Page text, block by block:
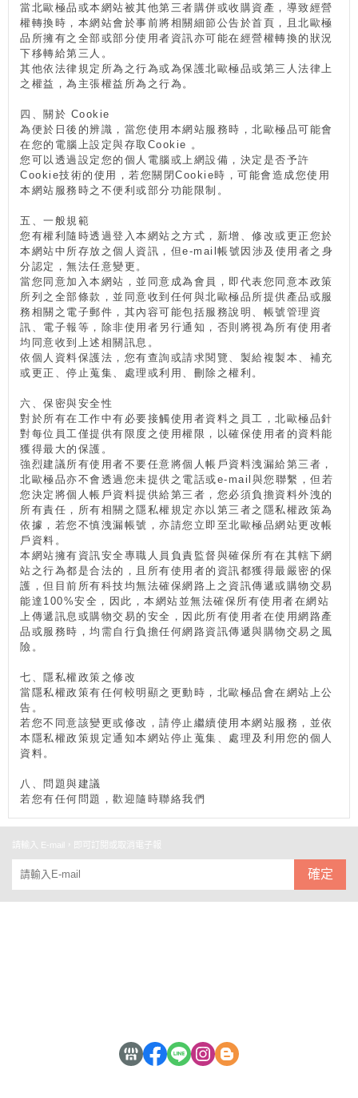
當北歐極品或本網站被其他第三者購併或收購資產，導致經營
權轉換時，本網站會於事前將相關細節公告於首頁，且北歐極
品所擁有之全部或部分使用者資訊亦可能在經營權轉換的狀況
下移轉給第三人。
其他依法律規定所為之行為或為保護北歐極品或第三人法律上
之權益，為主張權益所為之行為。
四、關於 Cookie
為便於日後的辨識，當您使用本網站服務時，北歐極品可能會
在您的電腦上設定與存取Cookie 。
您可以透過設定您的個人電腦或上網設備，決定是否予許
Cookie技術的使用，若您關閉Cookie時，可能會造成您使用
本網站服務時之不便利或部分功能限制。
五、一般規範
您有權利隨時透過登入本網站之方式，新增、修改或更正您於
本網站中所存放之個人資訊，但e-mail帳號因涉及使用者之身
分認定，無法任意變更。
當您同意加入本網站，並同意成為會員，即代表您同意本政策
所列之全部條款，並同意收到任何與北歐極品所提供產品或服
務相關之電子郵件，其內容可能包括服務說明、帳號管理資
訊、電子報等，除非使用者另行通知，否則將視為所有使用者
均同意收到上述相關訊息。
依個人資料保護法，您有查詢或請求閱覽、製給複製本、補充
或更正、停止蒐集、處理或利用、刪除之權利。
六、保密與安全性
對於所有在工作中有必要接觸使用者資料之員工，北歐極品針
對每位員工僅提供有限度之使用權限，以確保使用者的資料能
獲得最大的保護。
強烈建議所有使用者不要任意將個人帳戶資料洩漏給第三者，
北歐極品亦不會透過您未提供之電話或e-mail與您聯繫，但若
您決定將個人帳戶資料提供給第三者，您必須負擔資料外洩的
所有責任，所有相關之隱私權規定亦以第三者之隱私權政策為
依據，若您不慎洩漏帳號，亦請您立即至北歐極品網站更改帳
戶資料。
本網站擁有資訊安全專職人員負責監督與確保所有在其轄下網
站之行為都是合法的，且所有使用者的資訊都獲得最嚴密的保
護，但目前所有科技均無法確保網路上之資訊傳遞或購物交易
能達100%安全，因此，本網站並無法確保所有使用者在網站
上傳遞訊息或購物交易的安全，因此所有使用者在使用網路產
品或服務時，均需自行負擔任何網路資訊傳遞與購物交易之風
險。
七、隱私權政策之修改
當隱私權政策有任何較明顯之更動時，北歐極品會在網站上公
告。
若您不同意該變更或修改，請停止繼續使用本網站服務，並依
本隱私權政策規定通知本網站停止蒐集、處理及利用您的個人
資料。
八、問題與建議
若您有任何問題，歡迎隨時聯絡我們
請輸入 E-mail，即可訂閱或取消電子報
確定